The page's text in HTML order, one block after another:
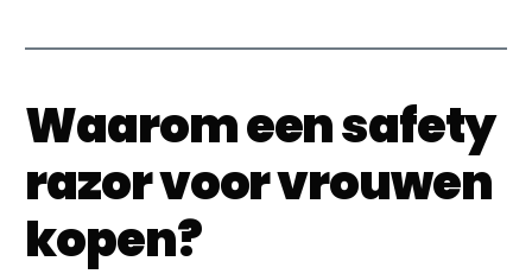
Waarom een safety
razor voor vrouwen
kopen?